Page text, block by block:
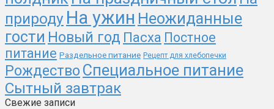
природу На ужин Неожиданные
гости Новый год Пасха Постное
питание Раздельное питание Рецепт для хлебопечки
Рождество Специальное питание
Сытный завтрак
Свежие записи